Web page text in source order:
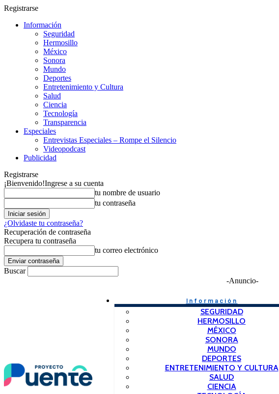
Registrarse
Información
Seguridad
Hermosillo
México
Sonora
Mundo
Deportes
Entretenimiento y Cultura
Salud
Ciencia
Tecnología
Transparencia
Especiales
Entrevistas Especiales – Rompe el Silencio
Videopodcast
Publicidad
Registrarse
¡Bienvenido!Ingrese a su cuenta
tu nombre de usuario
tu contraseña
¿Olvidaste tu contraseña?
Recuperación de contraseña
Recupera tu contraseña
tu correo electrónico
Buscar
-Anuncio-
Información
SEGURIDAD
HERMOSILLO
MÉXICO
SONORA
MUNDO
DEPORTES
ENTRETENIMIENTO Y CULTURA
SALUD
CIENCIA